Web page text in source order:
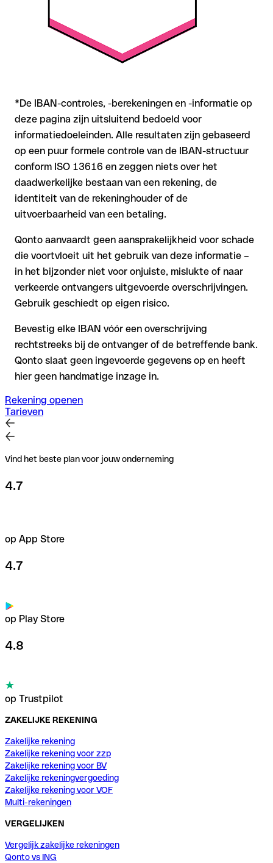
*De IBAN-controles, -berekeningen en -informatie op
deze pagina zijn uitsluitend bedoeld voor
informatiedoeleinden. Alle resultaten zijn gebaseerd
op een puur formele controle van de IBAN-structuur
conform ISO 13616 en zeggen niets over het
daadwerkelijke bestaan van een rekening, de
identiteit van de rekeninghouder of de
uitvoerbaarheid van een betaling.
Qonto aanvaardt geen aansprakelijkheid voor schade
die voortvloeit uit het gebruik van deze informatie –
in het bijzonder niet voor onjuiste, mislukte of naar
verkeerde ontvangers uitgevoerde overschrijvingen.
Gebruik geschiedt op eigen risico.
Bevestig elke IBAN vóór een overschrijving
rechtstreeks bij de ontvanger of de betreffende bank.
Qonto slaat geen ingevoerde gegevens op en heeft
hier geen handmatige inzage in.
Rekening openen
Tarieven
Vind het beste plan voor jouw onderneming
4.7
op App Store
4.7
op Play Store
4.8
op Trustpilot
ZAKELIJKE REKENING
Zakelijke rekening
Zakelijke rekening voor zzp
Zakelijke rekening voor BV
Zakelijke rekeningvergoeding
Zakelijke rekening voor VOF
Multi-rekeningen
VERGELIJKEN
Vergelijk zakelijke rekeningen
Qonto vs ING